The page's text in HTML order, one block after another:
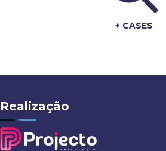
+ CASES
Realização